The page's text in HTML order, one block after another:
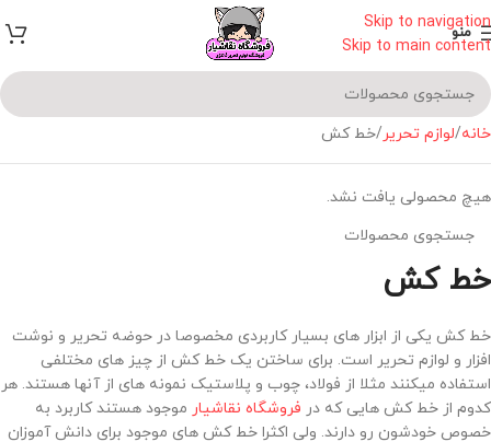
Skip to navigation
Skip to main content
منو
خانه لوازم تحریر خط کش
هیچ محصولی یافت نشد.
خط کش
خط کش یکی از ابزار های بسیار کاربردی مخصوصا در حوضه تحریر و نوشت
افزار و لوازم تحریر است. برای ساختن یک خط کش از چیز های مختلفی
استفاده میکنند مثلا از فولاد، چوب و پلاستیک نمونه های از آنها هستند. هر
کدوم از خط کش هایی که در فروشگاه نقاشیار موجود هستند کاربرد به
خصوص خودشون رو دارند. ولی اکثرا خط کش های موجود برای دانش آموزان